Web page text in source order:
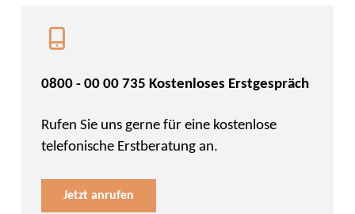
0800 - 00 00 735 Kostenloses Erstgespräch
Rufen Sie uns gerne für eine kostenlose
telefonische Erstberatung an.
Jetzt anrufen